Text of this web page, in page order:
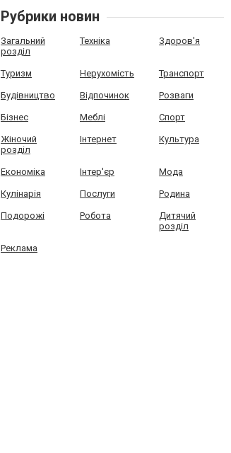
Рубрики новин
Загальний
розділ
Техніка Здоров'я
Туризм Нерухомість Транспорт
Будівництво Відпочинок Розваги
Бізнес Меблі Спорт
Жіночий
розділ
Інтернет Культура
Економіка Інтер'єр Мода
Кулінарія Послуги Родина
Подорожі Робота
Дитячий
розділ
Реклама